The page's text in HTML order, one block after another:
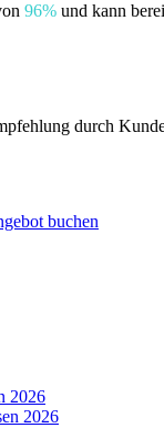
96% und kann
durch
2026
2026